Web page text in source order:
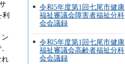
れ
令和5年度第1回七尾市健康
福祉審議会障害者福祉分科
会会議録
令和5年度第1回七尾市健康
福祉審議会高齢者福祉分科
会会議録